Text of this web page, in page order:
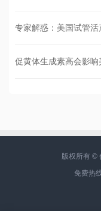
专家解惑：美国试管
促黄体生成素高会影
版权所有 ©
免费热